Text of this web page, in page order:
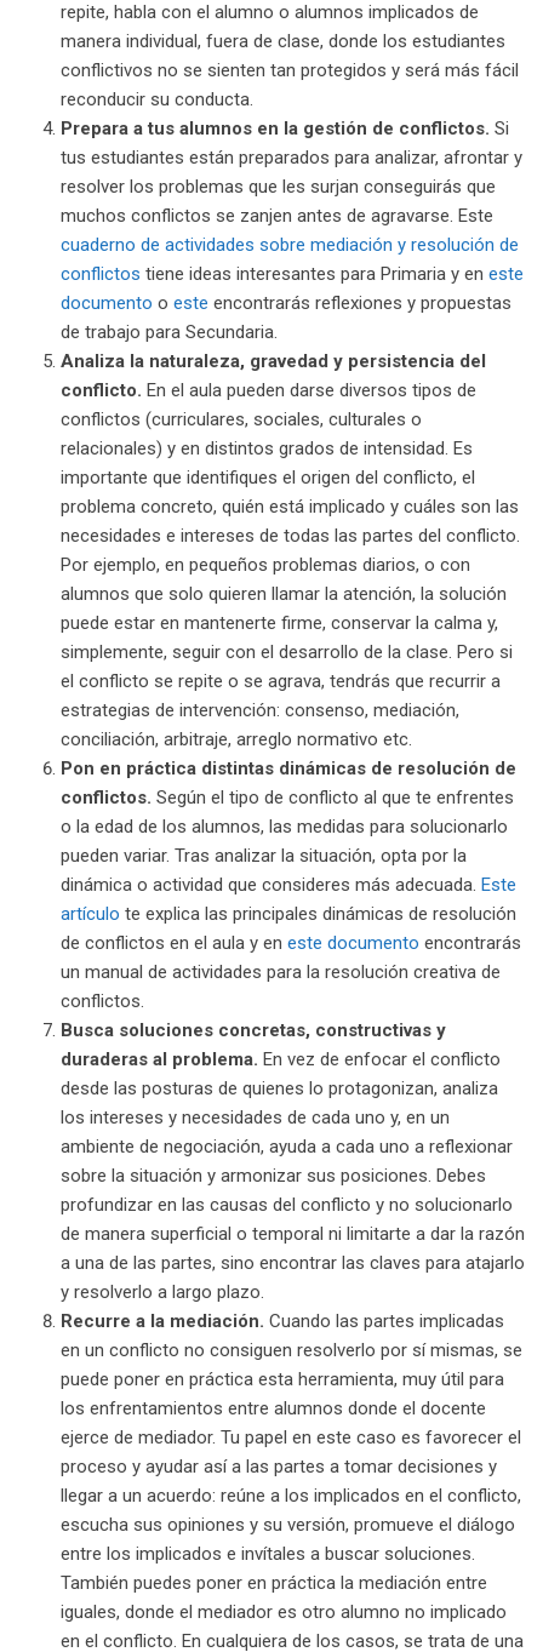
repite, habla con el alumno o alumnos implicados de
manera individual, fuera de clase, donde los estudiantes
conflictivos no se sienten tan protegidos y será más fácil
reconducir su conducta.
Prepara a tus alumnos en la gestión de conflictos. Si
tus estudiantes están preparados para analizar, afrontar y
resolver los problemas que les surjan conseguirás que
muchos conflictos se zanjen antes de agravarse. Este
cuaderno de actividades sobre mediación y resolución de
conflictos tiene ideas interesantes para Primaria y en este
documento o este encontrarás reflexiones y propuestas
de trabajo para Secundaria.
Analiza la naturaleza, gravedad y persistencia del
conflicto. En el aula pueden darse diversos tipos de
conflictos (curriculares, sociales, culturales o
relacionales) y en distintos grados de intensidad. Es
importante que identifiques el origen del conflicto, el
problema concreto, quién está implicado y cuáles son las
necesidades e intereses de todas las partes del conflicto.
Por ejemplo, en pequeños problemas diarios, o con
alumnos que solo quieren llamar la atención, la solución
puede estar en mantenerte firme, conservar la calma y,
simplemente, seguir con el desarrollo de la clase. Pero si
el conflicto se repite o se agrava, tendrás que recurrir a
estrategias de intervención: consenso, mediación,
conciliación, arbitraje, arreglo normativo etc.
Pon en práctica distintas dinámicas de resolución de
conflictos. Según el tipo de conflicto al que te enfrentes
o la edad de los alumnos, las medidas para solucionarlo
pueden variar. Tras analizar la situación, opta por la
dinámica o actividad que consideres más adecuada. Este
artículo te explica las principales dinámicas de resolución
de conflictos en el aula y en este documento encontrarás
un manual de actividades para la resolución creativa de
conflictos.
Busca soluciones concretas, constructivas y
duraderas al problema. En vez de enfocar el conflicto
desde las posturas de quienes lo protagonizan, analiza
los intereses y necesidades de cada uno y, en un
ambiente de negociación, ayuda a cada uno a reflexionar
sobre la situación y armonizar sus posiciones. Debes
profundizar en las causas del conflicto y no solucionarlo
de manera superficial o temporal ni limitarte a dar la razón
a una de las partes, sino encontrar las claves para atajarlo
y resolverlo a largo plazo.
Recurre a la mediación. Cuando las partes implicadas
en un conflicto no consiguen resolverlo por sí mismas, se
puede poner en práctica esta herramienta, muy útil para
los enfrentamientos entre alumnos donde el docente
ejerce de mediador. Tu papel en este caso es favorecer el
proceso y ayudar así a las partes a tomar decisiones y
llegar a un acuerdo: reúne a los implicados en el conflicto,
escucha sus opiniones y su versión, promueve el diálogo
entre los implicados e invítales a buscar soluciones.
También puedes poner en práctica la mediación entre
iguales, donde el mediador es otro alumno no implicado
en el conflicto. En cualquiera de los casos, se trata de una